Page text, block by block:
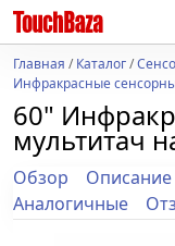
Главная /Каталог/
Инфракрасные
60"
мультитач
Обзор Описание
Аналогичные